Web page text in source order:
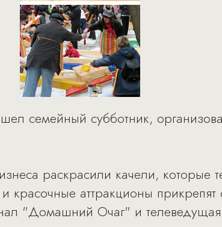
семейный субботник,
раскрасили качели, которые
красочные аттракционы прикрепят
"Домашний Очаг" и